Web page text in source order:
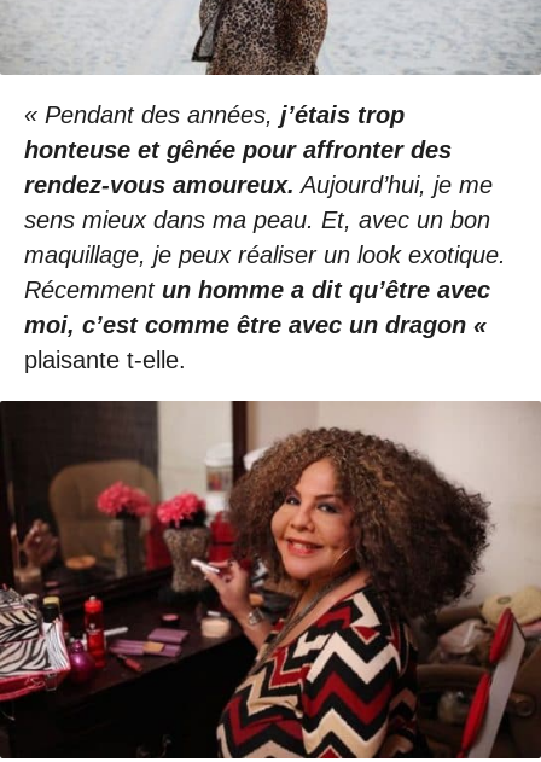
« Pendant des années, j’étais trop
honteuse et gênée pour affronter des
rendez-vous amoureux. Aujourd’hui, je me
sens mieux dans ma peau. Et, avec un bon
maquillage, je peux réaliser un look exotique.
Récemment un homme a dit qu’être avec
moi, c’est comme être avec un dragon «
plaisante t-elle.